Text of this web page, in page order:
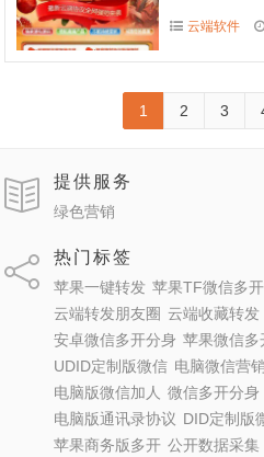
云端软件
1 2 3
提供服务
绿色营销
热门标签
苹果一键转发 苹果TF微信多开
云端转发朋友圈 云端收藏转发
安卓微信多开分身 苹果微信多
UDID定制版微信 电脑微信营
电脑版微信加人 微信多开分身
电脑版通讯录协议 DID定制版
苹果商务版多开 公开数据采集